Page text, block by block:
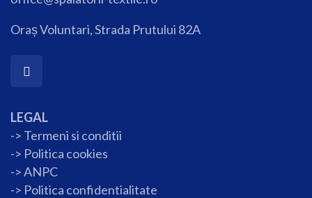
Oraș Voluntari, Strada Prutului 82A
LEGAL
-> Termeni si conditii
-> Politica cookies
-> ANPC
-> Politica confidentialitate